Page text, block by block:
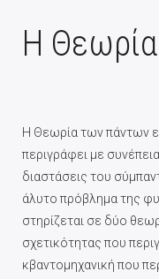
Η
Η Θεωρία των πάντων
περιγράφει με
διαστάσεις του
άλυτο πρόβλημα της
στηρίζεται σε δύο
σχετικότητας που
κβαντομηχανική που